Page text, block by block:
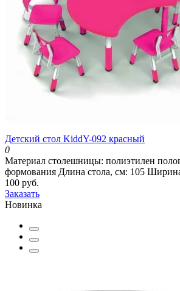
Детский стол KiddY-092 красный
0
Материал столешницы: полиэтилен
формования Длина стола, см: 105
100 руб.
Заказать
Новинка